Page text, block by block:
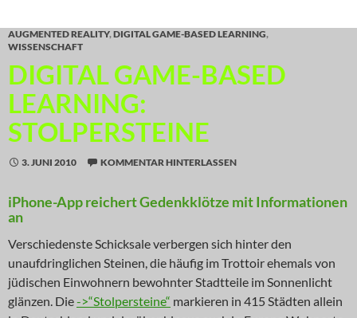
AUGMENTED REALITY,DIGITAL GAME-BASED LEARNING,
WISSENSCHAFT
DIGITAL GAME-BASED
LEARNING:
STOLPERSTEINE
3. JUNI 2010 KOMMENTAR HINTERLASSEN
iPhone-App reichert Gedenkklötze mit Informationen
an
Verschiedenste Schicksale verbergen sich hinter den
unaufdringlichen Steinen, die häufig im Trottoir ehemals von
jüdischen Einwohnern bewohnter Stadtteile im Sonnenlicht
glänzen. Die->“Stolpersteine“ markieren in 415 Städten allein